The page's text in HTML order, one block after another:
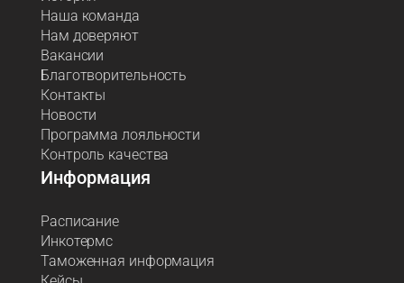
Наша команда
Нам доверяют
Вакансии
Благотворительность
Контакты
Новости
Программа лояльности
Контроль качества
Информация
Расписание
Инкотермс
Таможенная информация